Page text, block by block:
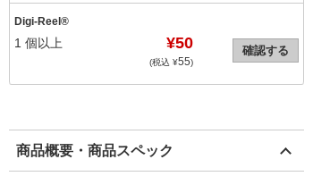
Digi-Reel®
1 個以上 ¥50
(税込 ¥55)
確認する
商品概要・商品スペック